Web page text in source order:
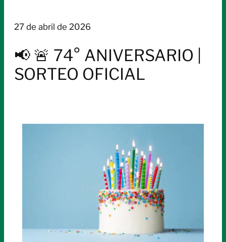
27 de abril de 2026
📢 🚨 74° ANIVERSARIO |
SORTEO OFICIAL